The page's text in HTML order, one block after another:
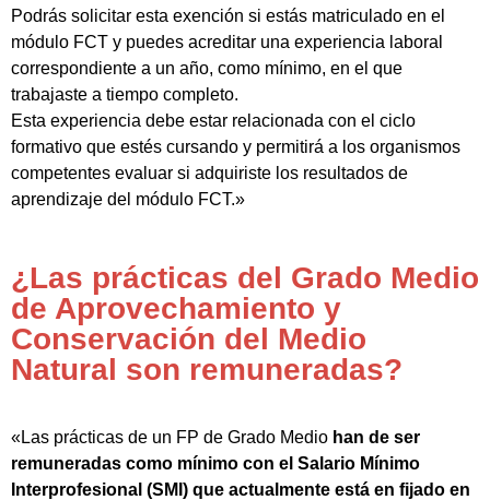
Podrás solicitar esta exención si estás matriculado en el
módulo FCT y puedes acreditar una experiencia laboral
correspondiente a un año, como mínimo, en el que
trabajaste a tiempo completo.
Esta experiencia debe estar relacionada con el ciclo
formativo que estés cursando y permitirá a los organismos
competentes evaluar si adquiriste los resultados de
aprendizaje del módulo FCT.»
¿Las prácticas del Grado Medio
de Aprovechamiento y
Conservación del Medio
Natural son remuneradas?
«Las prácticas de un FP de Grado Medio han de ser
remuneradas como mínimo con el Salario Mínimo
Interprofesional (SMI) que actualmente está en fijado en